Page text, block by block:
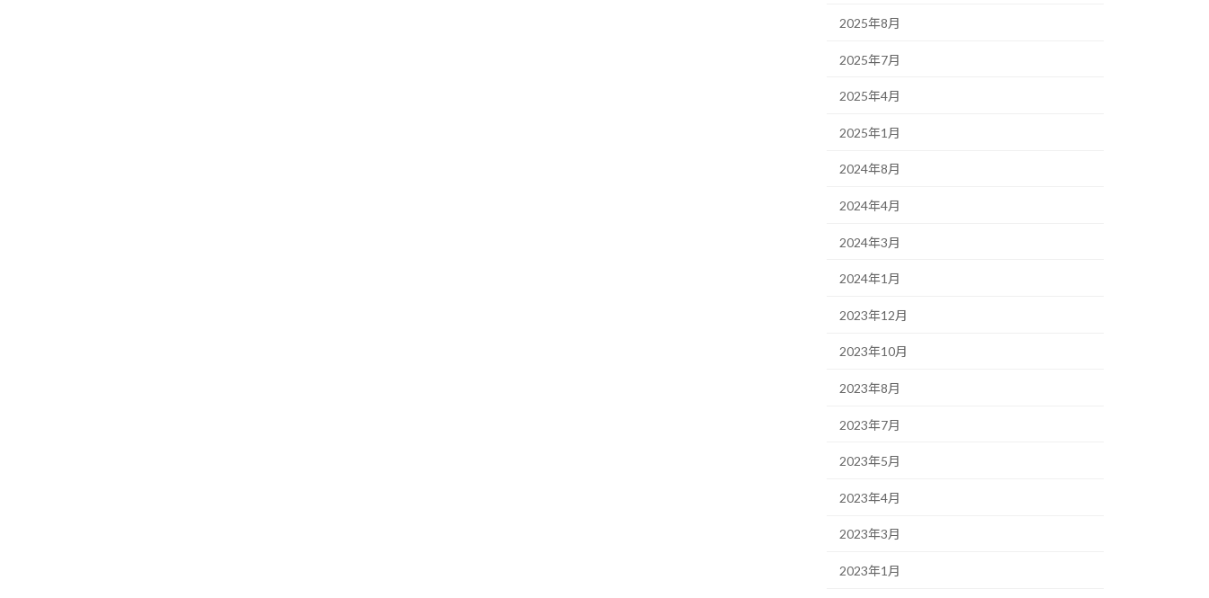
2025年8月
2025年7月
2025年4月
2025年1月
2024年8月
2024年4月
2024年3月
2024年1月
2023年12月
2023年10月
2023年8月
2023年7月
2023年5月
2023年4月
2023年3月
2023年1月